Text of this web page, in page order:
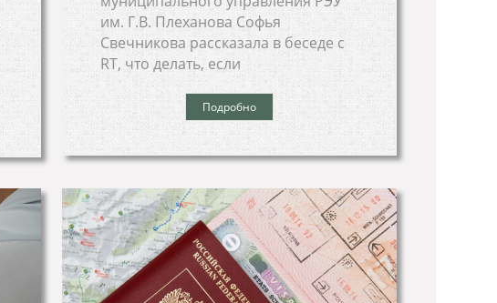
им. Г.В. Плеханова Софья
Свечникова рассказала в беседе с
RT, что делать, если
Подробно